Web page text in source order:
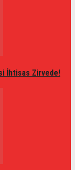
İhtisas Zirvede!